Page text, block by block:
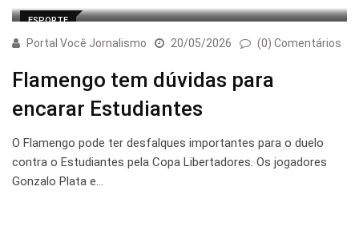
ESPORTE
Portal Você Jornalismo 20/05/2026 (0) Comentários
Flamengo tem dúvidas para
encarar Estudiantes
O Flamengo pode ter desfalques importantes para o duelo
contra o Estudiantes pela Copa Libertadores. Os jogadores
Gonzalo Plata e…